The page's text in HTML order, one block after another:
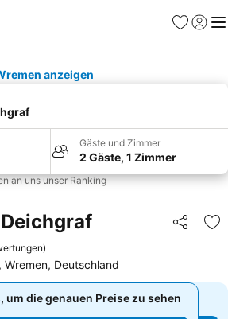
Favoriten
anzeigen
Gäste und Zimmer
2 Gäste, 1 Zimmer
an uns unser Ranking
Teilen
)
Deutschland
um die genauen Preise zu sehen
um die genauen Preise zu sehen